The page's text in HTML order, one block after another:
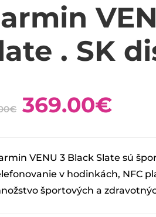
. SK
€ Pôvodná
cena
bola:
470.00€.
369.00€
je:
VENU 3 Black Slate sú
v hodinkách, NFC
športových a